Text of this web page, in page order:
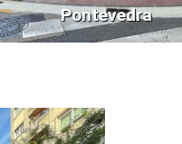
Pontevedra